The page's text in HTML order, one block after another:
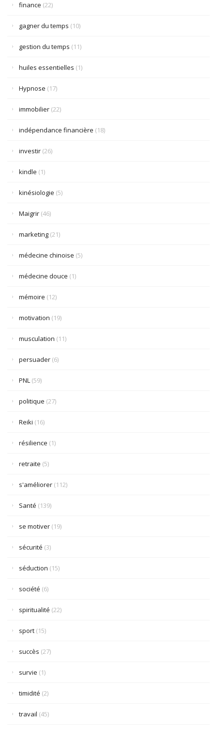
finance (22)
gagner du temps (10)
gestion du temps (11)
huiles essentielles (1)
Hypnose (17)
immobilier (22)
indépendance financière (18)
investir (26)
kindle (1)
kinésiologie (5)
Maigrir (46)
marketing (21)
médecine chinoise (5)
médecine douce (1)
mémoire (12)
motivation (19)
musculation (11)
persuader (6)
PNL (59)
politique (27)
Reiki (16)
résilience (1)
retraite (5)
s'améliorer (112)
Santé (139)
se motiver (19)
sécurité (3)
séduction (15)
société (6)
spiritualité (22)
sport (15)
succès (27)
survie (1)
timidité (2)
travail (45)